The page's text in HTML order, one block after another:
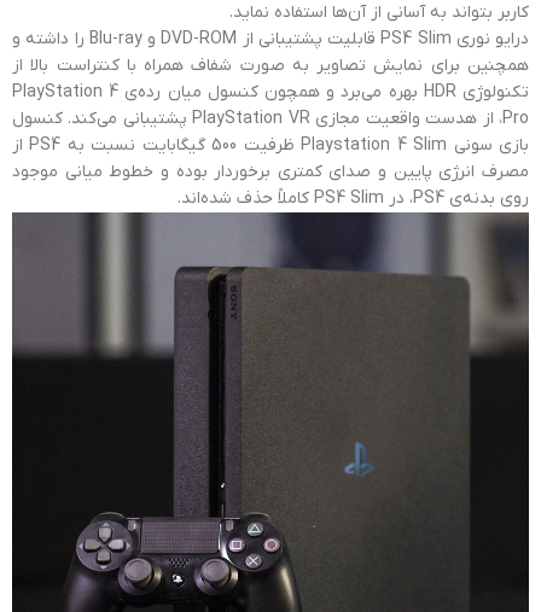
کاربر بتواند به آسانی از آن‌ها استفاده نماید.
درایو نوری PS4 Slim قابلیت پشتیبانی از DVD-ROM و Blu-ray را داشته و
همچنین برای نمایش تصاویر به صورت شفاف همراه با کنتراست بالا از
تکنولوژی HDR بهره می‌برد و همچون کنسول میان رده‌ی PlayStation 4
Pro، از هدست واقعیت مجازی PlayStation VR پشتیبانی می‌‌کند. کنسول
بازی سونی Playstation 4 Slim ظرفیت 500 گیگابایت نسبت به PS4 از
مصرف انرژی پایین و صدای کمتری برخوردار بوده و خطوط میانی موجود
روی بدنه‌ی PS4، در PS4 Slim کاملاً حذف شده‌اند.